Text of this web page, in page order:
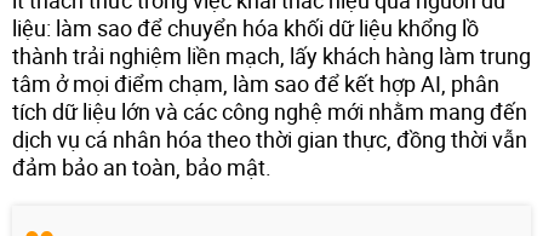
liệu: làm sao để chuyển hóa khối dữ liệu khổng lồ
thành trải nghiệm liền mạch, lấy khách hàng làm trung
tâm ở mọi điểm chạm, làm sao để kết hợp AI, phân
tích dữ liệu lớn và các công nghệ mới nhằm mang đến
dịch vụ cá nhân hóa theo thời gian thực, đồng thời vẫn
đảm bảo an toàn, bảo mật.